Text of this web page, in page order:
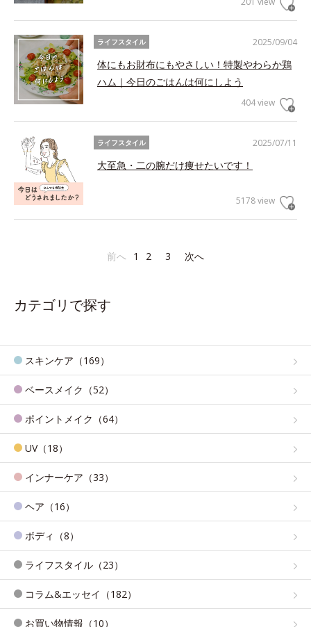
2025/09/04
ライフスタイル
体にもお財布にもやさしい！特製やわらか鶏
ハム｜今日のごはんは何にしよう
404 view
2025/07/11
ライフスタイル
大至急・二の腕だけ痩せたいです！
5178 view
前へ 1 2 3 次へ
カテゴリで探す
スキンケア（169）
ベースメイク（52）
ポイントメイク（64）
UV（18）
インナーケア（33）
ヘア（16）
ボディ（8）
ライフスタイル（23）
コラム&エッセイ（182）
お買い物情報（10）